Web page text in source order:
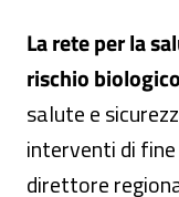
La rete per la
rischio
salute e
interventi di
direttore